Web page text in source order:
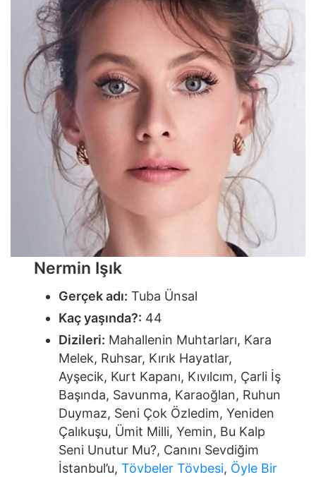
Nermin Işık
Gerçek adı: Tuba Ünsal
Kaç yaşında?: 44
Dizileri: Mahallenin Muhtarları, Kara
Melek, Ruhsar, Kırık Hayatlar,
Ayşecik, Kurt Kapanı, Kıvılcım, Çarli İş
Başında, Savunma, Karaoğlan, Ruhun
Duymaz, Seni Çok Özledim, Yeniden
Çalıkuşu, Ümit Milli, Yemin, Bu Kalp
Seni Unutur Mu?, Canını Sevdiğim
İstanbul’u,Tövbeler Tövbesi, Öyle Bir